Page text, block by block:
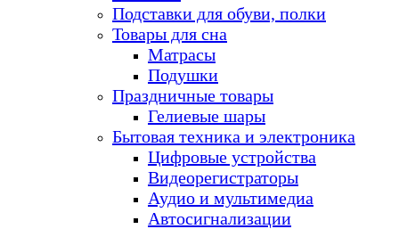
Подставки для обуви, полки
Товары для сна
Матрасы
Подушки
Праздничные товары
Гелиевые шары
Бытовая техника и электроника
Цифровые устройства
Видеорегистраторы
Аудио и мультимедиа
Автосигнализации